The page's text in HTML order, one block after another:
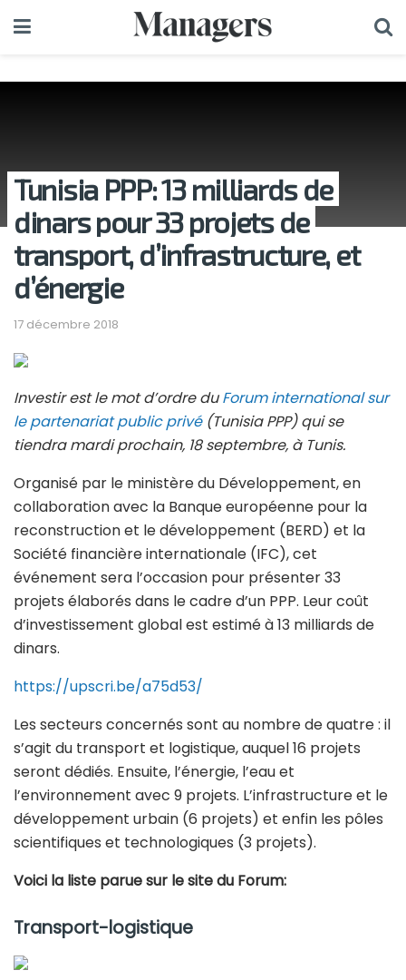
Tunisia PPP: 13 milliards de
dinars pour 33 projets de
transport, d’infrastructure, et
d’énergie
17 décembre 2018
Investir est le mot d’ordre duForum international sur
le partenariat public privé(Tunisia PPP) qui se
tiendra mardi prochain, 18 septembre, à Tunis.
Organisé par le ministère du Développement, en
collaboration avec la Banque européenne pour la
reconstruction et le développement (BERD) et la
Société financière internationale (IFC), cet
événement sera l’occasion pour présenter 33
projets élaborés dans le cadre d’un PPP. Leur coût
d’investissement global est estimé à 13 milliards de
dinars.
https://upscri.be/a75d53/
Les secteurs concernés sont au nombre de quatre : il
s’agit du transport et logistique, auquel 16 projets
seront dédiés. Ensuite, l’énergie, l’eau et
l’environnement avec 9 projets. L’infrastructure et le
développement urbain (6 projets) et enfin les pôles
scientifiques et technologiques (3 projets).
Voici la liste parue sur le site du Forum:
Transport-logistique